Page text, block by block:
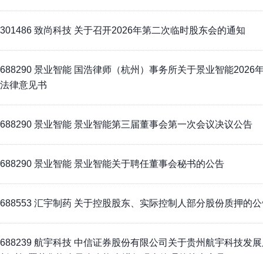
301486 致尚科技 关于召开2026年第二次临时股东会的通知
688290 景业智能 国浩律师（杭州）事务所关于景业智能2026
法律意见书
688290 景业智能 景业智能第三届董事会第一次会议决议公告
688290 景业智能 景业智能关于聘任董事会秘书的公告
688553 汇宇制药 关于控股股东、实际控制人部分股份质押的
688239 航宇科技 中信证券股份有限公司关于贵州航宇科技发